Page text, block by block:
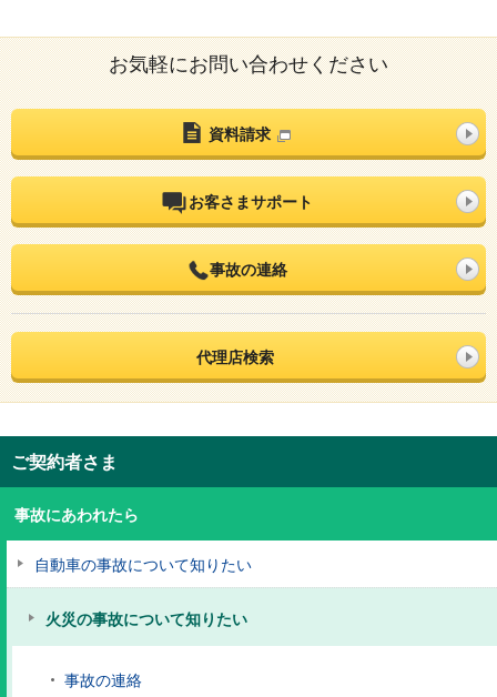
お気軽にお問い合わせください
資料請求
お客さまサポート
事故の連絡
代理店検索
ご契約者さま
事故にあわれたら
自動車の事故について知りたい
火災の事故について知りたい
事故の連絡